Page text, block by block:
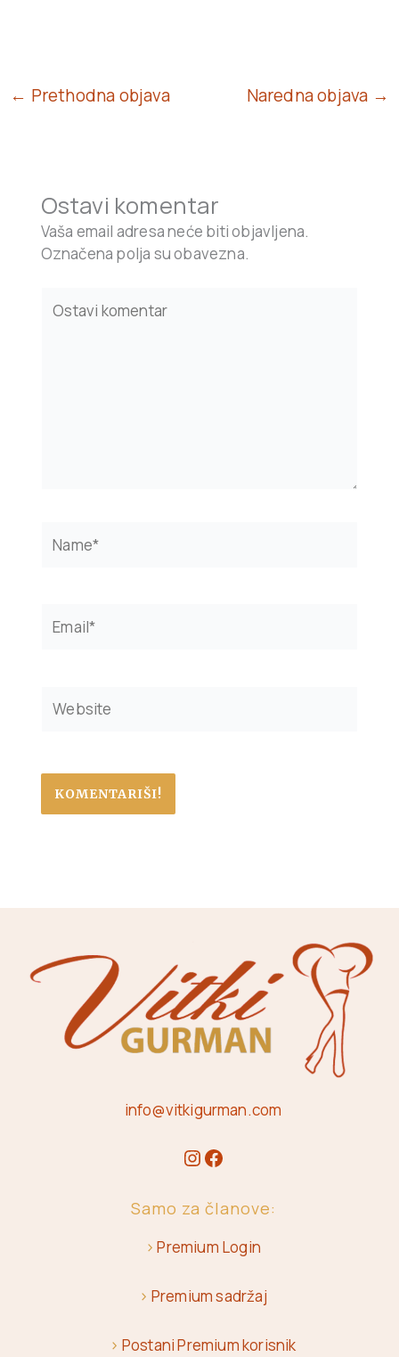
← Prethodna objava Naredna objava →
Ostavi komentar
Vaša email adresa neće biti objavljena.
Označena polja su obavezna.
here..
info@vitkigurman.com
Samo za članove:
>Premium Login
> Premium sadržaj
> Postani Premium korisnik